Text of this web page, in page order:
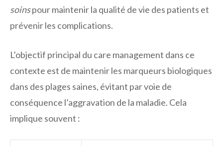
soinspour maintenir la qualité de vie des patients et
prévenir les complications.
L’objectif principal du care management dans ce
contexte est de maintenir les marqueurs biologiques
dans des plages saines, évitant par voie de
conséquence l’aggravation de la maladie. Cela
implique souvent :